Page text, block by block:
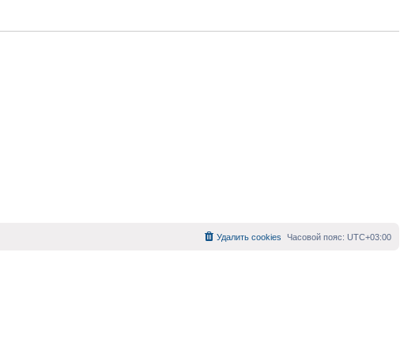
Часовой пояс: UTC+03:00
Удалить cookies